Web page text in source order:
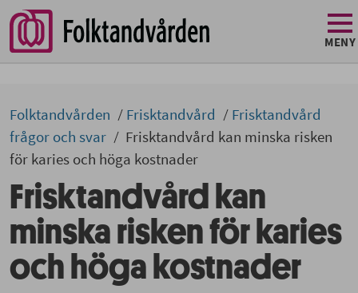
MENY
Folktandvården Frisktandvård
Frisktandvård
frågor och svar
Frisktandvård kan minska risken
för karies och höga kostnader
Frisktandvård kan
minska risken för karies
och höga kostnader